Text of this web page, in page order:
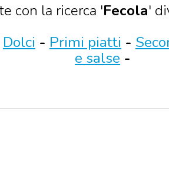
con la ricerca 'Fecola'
Dolci - Primi piatti -
e salse -